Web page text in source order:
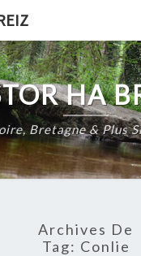
HA
Bretagne & Plus
Archives De
Tag: Conlie